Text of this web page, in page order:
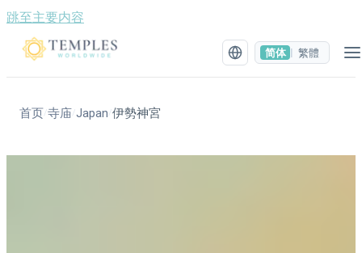
跳至主要内容
简体 繁體
首页/寺庙/Japan /伊勢神宮